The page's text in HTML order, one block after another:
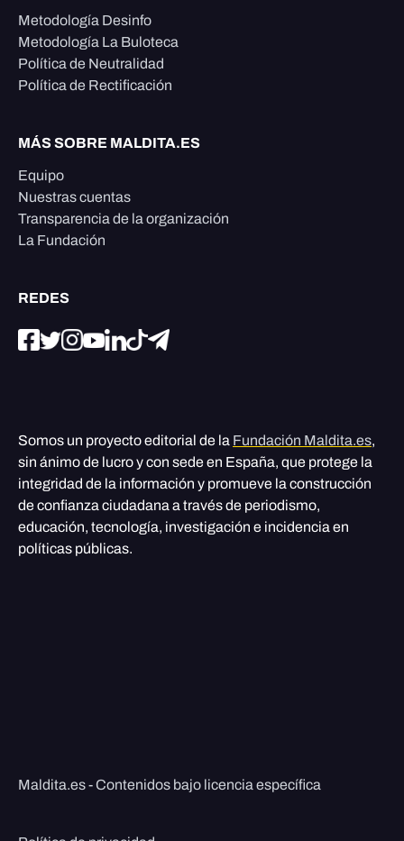
Metodología Desinfo
Metodología La Buloteca
Política de Neutralidad
Política de Rectificación
MÁS SOBRE MALDITA.ES
Equipo
Nuestras cuentas
Transparencia de la organización
La Fundación
REDES
Somos un proyecto editorial de la Fundación Maldita.es,
sin ánimo de lucro y con sede en España, que protege la
integridad de la información y promueve la construcción
de confianza ciudadana a través de periodismo,
educación, tecnología, investigación e incidencia en
políticas públicas.
Maldita.es - Contenidos bajo licencia específica